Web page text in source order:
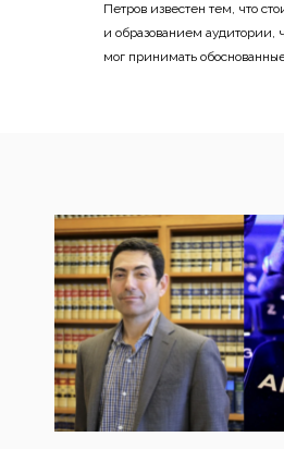
Петров известен тем, что
и образованием аудитории,
мог принимать